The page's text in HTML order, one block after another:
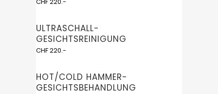
ULTRASCHALL-
GESICHTSREINIGUNG
CHF 220.-
HOT/COLD HAMMER-
GESICHTSBEHANDLUNG